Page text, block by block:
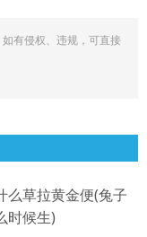
有侵权、违规，可直接